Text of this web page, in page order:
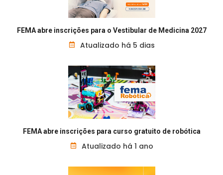
FEMA abre inscrições para o Vestibular de Medicina 2027
Atualizado há 5 dias
FEMA abre inscrições para curso gratuito de robótica
Atualizado há 1 ano